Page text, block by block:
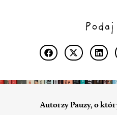
Autorzy Pauzy, o